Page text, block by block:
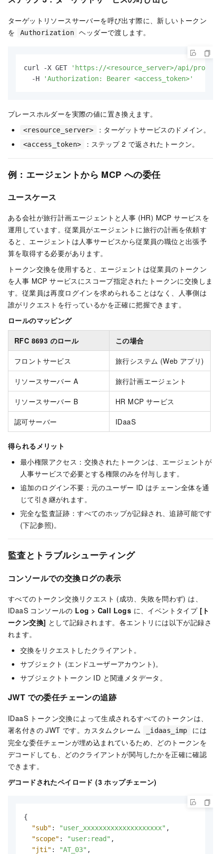
ターゲットリソースサーバーを呼び出す際に、新しいトークン
を
Authorization ヘッダーで渡します。
curl -X GET
'https://<resource_server>/api/
  -H
'Authorization: Bearer <access_token>'
プレースホルダーを実際の値に置き換えます。
<resource_server> ：ターゲットサービスのドメイン。
<access_token> ：ステップ 2 で返されたトークン。
例：エージェントから MCP への委任
ユースケース
ある会社が旅行計画エージェントと人事 (HR) MCP サービスを
運用しています。従業員がエージェントに旅行の計画を依頼す
ると、エージェントは人事サービスから従業員の職位と出張予
算を取得する必要があります。
トークン交換を使用すると、エージェントは従業員のトークン
を人事 MCP サービスにスコープ指定されたトークンに交換しま
す。従業員は再度ログインを求められることはなく、人事側は
誰がリクエストを行っているかを正確に把握できます。
ロールのマッピング
RFC 8693 のロール この場合
フロントサービス 旅行システム (Web アプリ)
リソースサーバー A 旅行計画エージェント
リソースサーバー B HR MCP サービス
認可サーバー IDaaS
得られるメリット
最小権限アクセス：交換されたトークンは、エージェントが
人事サービスで必要とする権限のみを付与します。
追加のログイン不要：元のユーザー ID はチェーン全体を通
じて引き継がれます。
完全な監査証跡：すべてのホップが記録され、追跡可能です
(下記参照)。
監査とトラブルシューティング
コンソールでの交換ログの表示
すべてのトークン交換リクエスト (成功、失敗を問わず) は、
IDaaS コンソールの Log > Call Logs に、イベントタイプ [ト
ークン交換] として記録されます。各エントリには以下が記録さ
れます。
交換をリクエストしたクライアント。
サブジェクト (エンドユーザーアカウント)。
サブジェクトトークン ID と関連メタデータ。
JWT での委任チェーンの追跡
IDaaS トークン交換によって生成されるすべてのトークンは、
署名付きの JWT です。カスタムクレーム
_idaas_imp
には
完全な委任チェーンが埋め込まれているため、どのトークンを
デコードしても、どのクライアントが関与したかを正確に確認
できます。
デコードされたペイロード (3 ホップチェーン)
{
"sub" : "user_xxxxxxxxxxxxxxxxxxxx" ,
"scope" : "user:read" ,
"jti" : "AT_03" ,